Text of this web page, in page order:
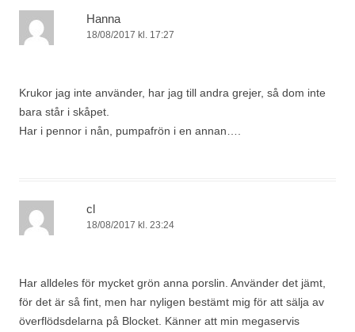
Hanna
18/08/2017 kl. 17:27
Krukor jag inte använder, har jag till andra grejer, så dom inte
bara står i skåpet.
Har i pennor i nån, pumpafrön i en annan….
cl
18/08/2017 kl. 23:24
Har alldeles för mycket grön anna porslin. Använder det jämt,
för det är så fint, men har nyligen bestämt mig för att sälja av
överflödsdelarna på Blocket. Känner att min megaservis